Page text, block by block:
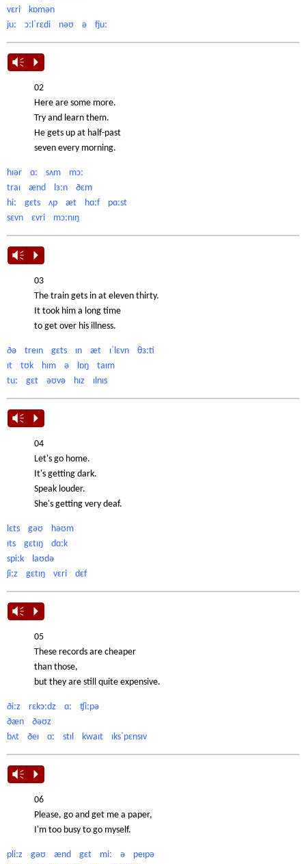
vɛri kɒmən
juː ɔːlˈrɛdi nəʊ ə fjuː
Vm P
02
Here are some more.
Try and learn them.
He gets up at half-past
seven every morning.
hɪər ɑː sʌm mɔː
traɪ ænd lɜːn ðɛm
hiː gɛts ʌp æt hɑːf pɑːst
sɛvn ɛvri mɔːnɪŋ
Vm P
03
The train gets in at eleven thirty.
It took him a long time
to get over his illness.
ðə treɪn gɛts ɪn æt ɪˈlɛvn θɜːti
ɪt tʊk hɪm ə lɒŋ taɪm
tuː gɛt əʊvə hɪz ɪlnɪs
Vm P
04
Let's go home.
It's getting dark.
Speak louder.
She's getting very deaf.
lɛts gəʊ həʊm
ɪts gɛtɪŋ dɑːk
spiːk laʊdə
ʃiːz gɛtɪŋ vɛri dɛf
Vm P
05
These records are cheaper
than those,
but they are still quite expensive.
ðiːz rɛkɔːdz ɑː ʧiːpə
ðæn ðəʊz
bʌt ðeɪ ɑː stɪl kwaɪt ɪksˈpɛnsɪv
Vm P
06
Please, go and get me a paper,
I'm too busy to go myself.
pliːz gəʊ ænd gɛt miː ə peɪpə